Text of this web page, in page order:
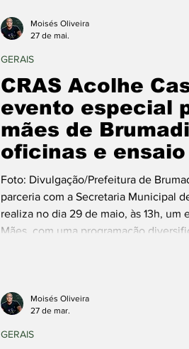
CRAS Acolhe
evento especial
mães de
oficinas e
Foto: Divulgação/Prefeitura de
parceria com a Secretaria Municipal
realiza no dia 29 de maio, às 13h,
Mães, com uma programação
GERAIS
Moisés Oliveira
27 de mai.
GERAIS
Moisés Oliveira
27 de mar.